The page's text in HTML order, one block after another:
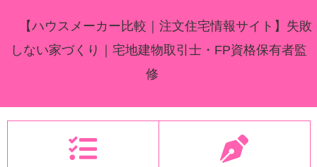
【ハウスメーカー比較｜注文住宅情報サイト】失敗
しない家づくり｜宅地建物取引士・FP資格保有者監
修